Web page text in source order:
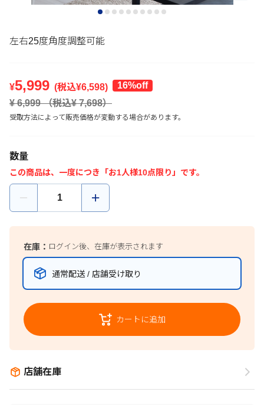
左右25度角度調整可能
¥5,999 (税込¥6,598)
16%off
¥ 6,999（税込¥7,698）
受取方法によって販売価格が変動する場合があります。
数量
この商品は、一度につき「お1人様10点限り」です。
在庫： ログイン後、在庫が表示されます
通常配送 / 店舗受け取り
カートに追加
店舗在庫